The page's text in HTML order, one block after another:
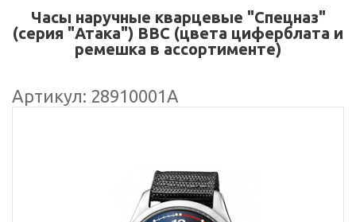
Часы наручные кварцевые "Спецназ"
(серия "Атака") ВВС (цвета циферблата и
ремешка в ассортименте)
Артикул: 28910001А